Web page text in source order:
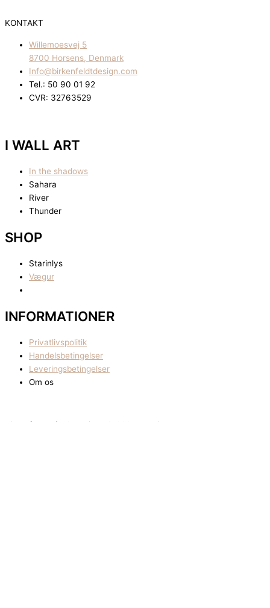
KONTAKT
Willemoesvej 5
8700 Horsens, Denmark
Info@birkenfeldtdesign.com
Tel.: 50 90 01 92
CVR: 32763529
I WALL ART
In the shadows
Sahara
River
Thunder
SHOP
Starinlys
Vægur
INFORMATIONER
Privatlivspolitik
Handelsbetingelser
Leveringsbetingelser
Om os
Birkenfeldt A/S Copyright © 2024. All Rights Reserved.